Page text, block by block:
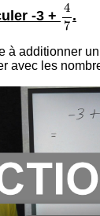
-3 + .
à additionner
avec les